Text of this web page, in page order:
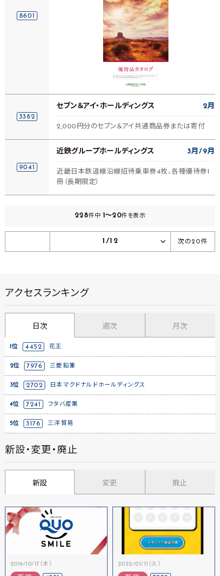
8601
3382
セブン＆アイ・ホールディングス 2月
2,000円分のセブン＆アイ共通商品券または寄付
9041
近鉄グループホールディングス 3月 9月
近畿日本鉄道線沿線招待乗車券4枚、各種優待券1
冊（長期限定）
228件中 1～20件を表示
1/12 次の20件
アクセスランキング
日次 週次 月次
1位 4452 花王
2位 7976 三菱鉛筆
3位 2702 日本マクドナルドホールディングス
4位 7241 フタバ産業
5位 3176 三洋貿易
新設・変更・廃止
新設 変更 廃止
2019/10/17（木） 2022/01/11（火）